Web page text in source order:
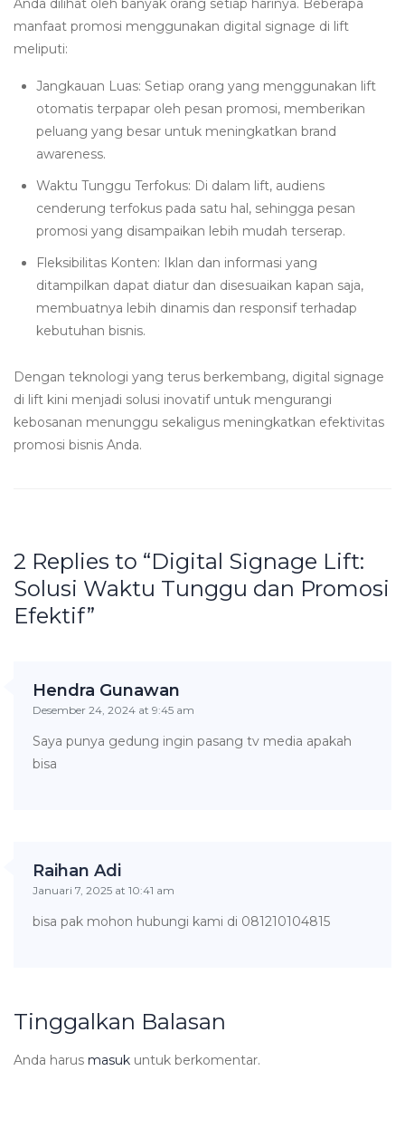
Anda dilihat oleh banyak orang setiap harinya. Beberapa
manfaat promosi menggunakan digital signage di lift
meliputi:
Jangkauan Luas: Setiap orang yang menggunakan lift
otomatis terpapar oleh pesan promosi, memberikan
peluang yang besar untuk meningkatkan brand
awareness.
Waktu Tunggu Terfokus: Di dalam lift, audiens
cenderung terfokus pada satu hal, sehingga pesan
promosi yang disampaikan lebih mudah terserap.
Fleksibilitas Konten: Iklan dan informasi yang
ditampilkan dapat diatur dan disesuaikan kapan saja,
membuatnya lebih dinamis dan responsif terhadap
kebutuhan bisnis.
Dengan teknologi yang terus berkembang, digital signage
di lift kini menjadi solusi inovatif untuk mengurangi
kebosanan menunggu sekaligus meningkatkan efektivitas
promosi bisnis Anda.
2 Replies to “Digital Signage Lift:
Solusi Waktu Tunggu dan Promosi
Efektif”
Hendra Gunawan
Desember 24, 2024 at 9:45 am
Saya punya gedung ingin pasang tv media apakah
bisa
Raihan Adi
Januari 7, 2025 at 10:41 am
bisa pak mohon hubungi kami di 081210104815
Tinggalkan Balasan
Anda harus masuk untuk berkomentar.